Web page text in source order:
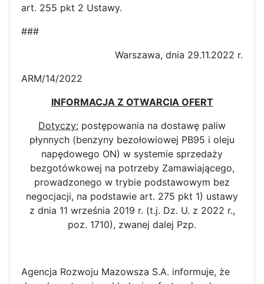
art. 255 pkt 2 Ustawy.
###
Warszawa, dnia 29.11.2022 r.
ARM/14/2022
INFORMACJA Z OTWARCIA OFERT
Dotyczy: postępowania na dostawę paliw
płynnych (benzyny bezołowiowej PB95 i oleju
napędowego ON) w systemie sprzedaży
bezgotówkowej na potrzeby Zamawiającego,
prowadzonego w trybie podstawowym bez
negocjacji, na podstawie art. 275 pkt 1) ustawy
z dnia 11 września 2019 r. (t.j. Dz. U. z 2022 r.,
poz. 1710), zwanej dalej Pzp.
Agencja Rozwoju Mazowsza S.A. informuje, że